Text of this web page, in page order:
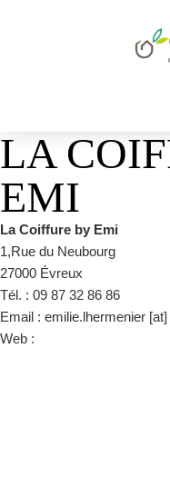
LA
EMI
La Coiffure by Emi
1,Rue du Neubourg
27000 Évreux
Tél. : 09 87 32 86 86
Email : emilie.lhermenier
Web :